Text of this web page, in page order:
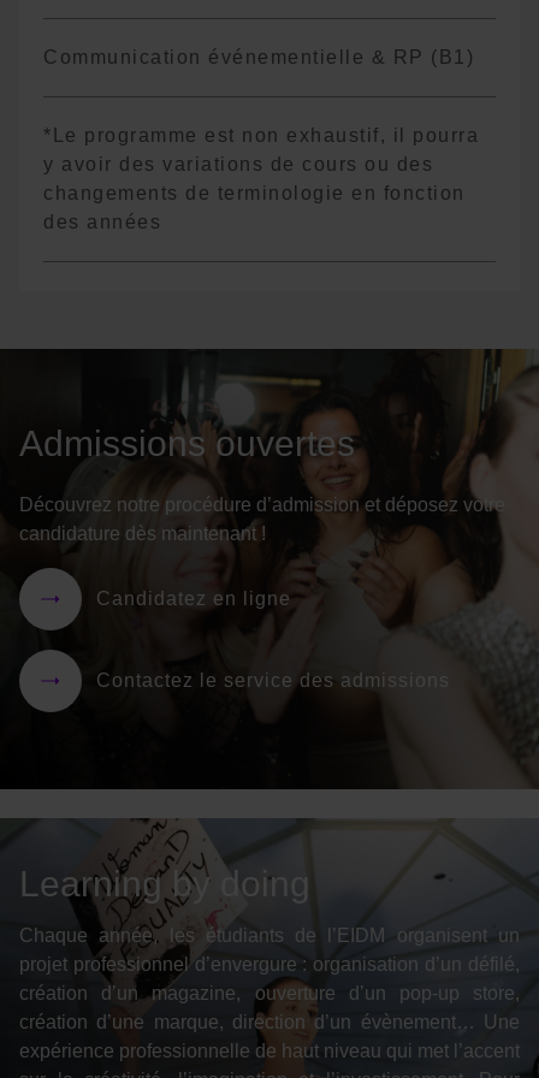
Communication événementielle & RP (B1)
*Le programme est non exhaustif, il pourra
y avoir des variations de cours ou des
changements de terminologie en fonction
des années
Admissions ouvertes
Découvrez notre procédure d’admission et déposez votre
candidature dès maintenant !
Candidatez en ligne
Contactez le service des admissions
Learning by doing
Chaque année, les étudiants de l’EIDM organisent un
projet professionnel d’envergure : organisation d’un défilé,
création d’un magazine, ouverture d’un pop-up store,
création d’une marque, direction d’un évènement… Une
expérience professionnelle de haut niveau qui met l’accent